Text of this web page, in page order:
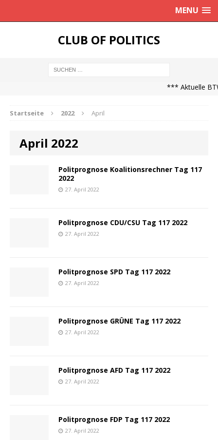
MENU
CLUB OF POLITICS
*** Aktuelle
Startseite 2022 April
April 2022
Politprognose Koalitionsrechner Tag 117
2022
27. April 2022
Politprognose CDU/CSU Tag 117 2022
27. April 2022
Politprognose SPD Tag 117 2022
27. April 2022
Politprognose GRÜNE Tag 117 2022
27. April 2022
Politprognose AFD Tag 117 2022
27. April 2022
Politprognose FDP Tag 117 2022
27. April 2022